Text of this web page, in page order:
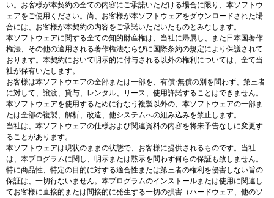
い。お客様が本契約の全ての内容にご承諾いただける場合に限り、本ソフトウ
ェアをご使用ください。尚、お客様が本ソフトウェアをダウンロードされた場
合には、お客様が本契約の内容をご承諾いただいたものとみなします。
本ソフトウェアに関する全ての知的財産権は、当社に帰属し、また日本国著作
権法、その他の適用される著作権法ならびに国際条約の規定により保護されて
おります。本契約において明示的に付与される以外の権利については、全て当
社が保有いたします。
お客様は本ソフトウエアの全部または一部を、有償·無償の別を問わず、第三者
に対して、譲渡、貸与、レンタル、リース、使用許諾することはできません。
本ソフトウェアを使用するために行なう複製以外の、本ソフトウェアの一部ま
たは全部の複製、解析、改造、他システムへの組み込みを禁止します。
当社は、本ソフトウェアの仕様および関連資料の内容を将来予告なしに変更す
ることがあります。
本ソフトウェアは現状のままの状態で、お客様に提供されるものです。当社
は、本プログラムに関し、明示または黙示を問わず何らの保証も致しません。
特に商品性、特定の目的に対する適合性または第三者の権利を侵害しない旨の
保証は、一切行ないません。本プログラムのインストールまたは使用に関連し
てお客様に直接的または間接的に発生する一切の損害（ハードウェア、他のソ